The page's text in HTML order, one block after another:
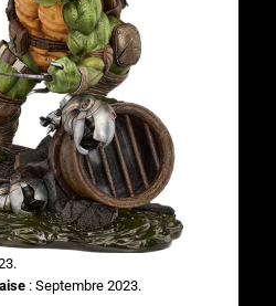
: Septembre 2023.